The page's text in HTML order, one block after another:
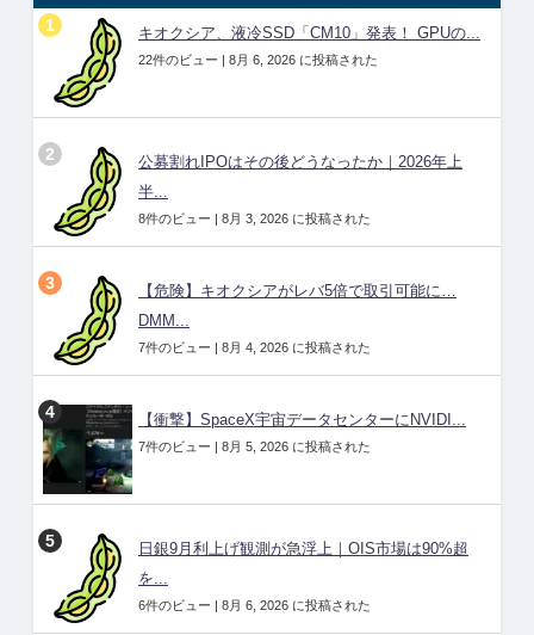
キオクシア、液冷SSD「CM10」発表！ GPUの...
22件のビュー | 8月 6, 2026 に投稿された
公募割れIPOはその後どうなったか｜2026年上
半...
8件のビュー | 8月 3, 2026 に投稿された
【危険】キオクシアがレバ5倍で取引可能に…
DMM...
7件のビュー | 8月 4, 2026 に投稿された
【衝撃】SpaceX宇宙データセンターにNVIDI...
7件のビュー | 8月 5, 2026 に投稿された
日銀9月利上げ観測が急浮上｜OIS市場は90%超
を...
6件のビュー | 8月 6, 2026 に投稿された